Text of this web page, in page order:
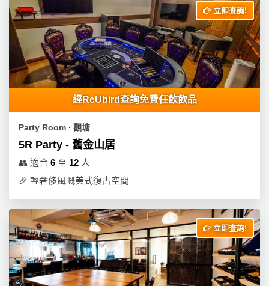
立即查詢!
經ReUbird查詢免費任飲飲品
Party Room ∙ 觀塘
5R Party - 舊金山居
👥 適合 6 至 12 人
🎉 輕奢侈風嘅美式復古空間
立即查詢!